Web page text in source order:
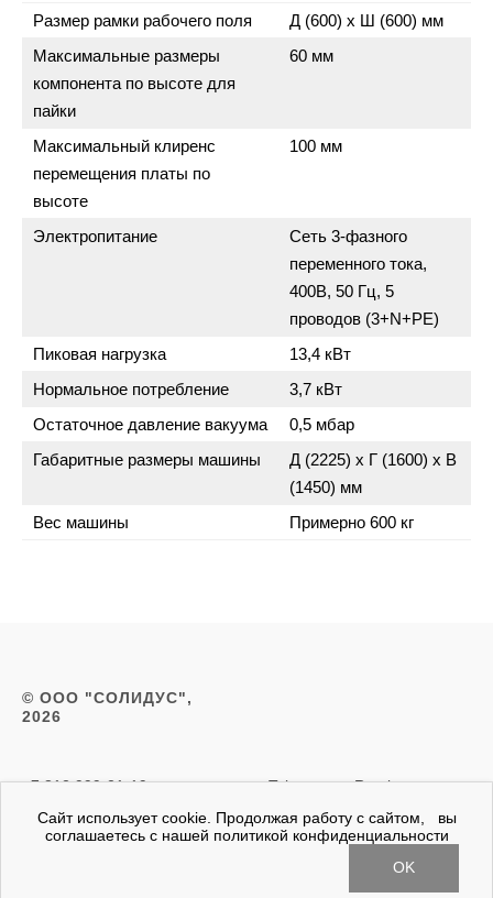
Размер рамки рабочего поля
Д (600) х Ш (600) мм
Максимальные размеры
компонента по высоте для
пайки
60 мм
Максимальный клиренс
перемещения платы по
высоте
100 мм
Электропитание
Сеть 3-фазного
переменного тока,
400В, 50 Гц, 5
проводов (3+N+PE)
Пиковая нагрузка
13,4 кВт
Нормальное потребление
3,7 кВт
Остаточное давление вакуума
0,5 мбар
Габаритные размеры машины
Д (2225) х Г (1600) х В
(1450) мм
Вес машины
Примерно 600 кг
© ООО "СОЛИДУС",
2026
+7 812 999-21-19
zakaz@slds.ru
Telegram
Rutube
Сайт использует cookie. Продолжая работу с сайтом, вы
соглашаетесь с нашей политикой конфиденциальности
OK